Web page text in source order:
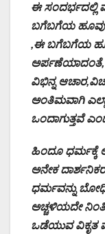
ಈ ಸಂದರ್ಭದಲ್ಲಿ
ಬಗೆಬಗೆಯ
,ಈ ಬಗೆಬಗೆಯ
ಅರ್ಪಣೆಯಾದಂತೆ,
ವಿಭಿನ್ನ
ಅಂತಿಮವಾಗಿ
ಒಂದಾಗುತ್ತವೆ
ಹಿಂದೂ ಧರ್ಮಕ್ಕೆ
ಅನೇಕ
ಧರ್ಮವನ್ನು
ಅಚ್ಚಳಿಯದೇ
ಒಡೆಯುವ ವಿಕೃತ